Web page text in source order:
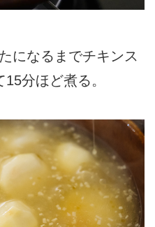
になるまでチキンス
分ほど煮る。